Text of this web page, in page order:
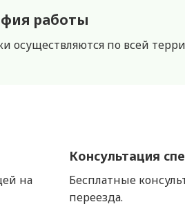
работы
осуществляются по всей
на
Консультация
Бесплатные
переезда.